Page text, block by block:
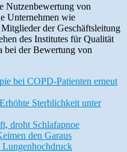
von
Unternehmen wie
der Geschäftsleitung
des Institutes für Qualität
der Bewertung von
bei COPD-Patienten erneut
Sterblichkeit unter
droht Schlafapnoe
den Garaus